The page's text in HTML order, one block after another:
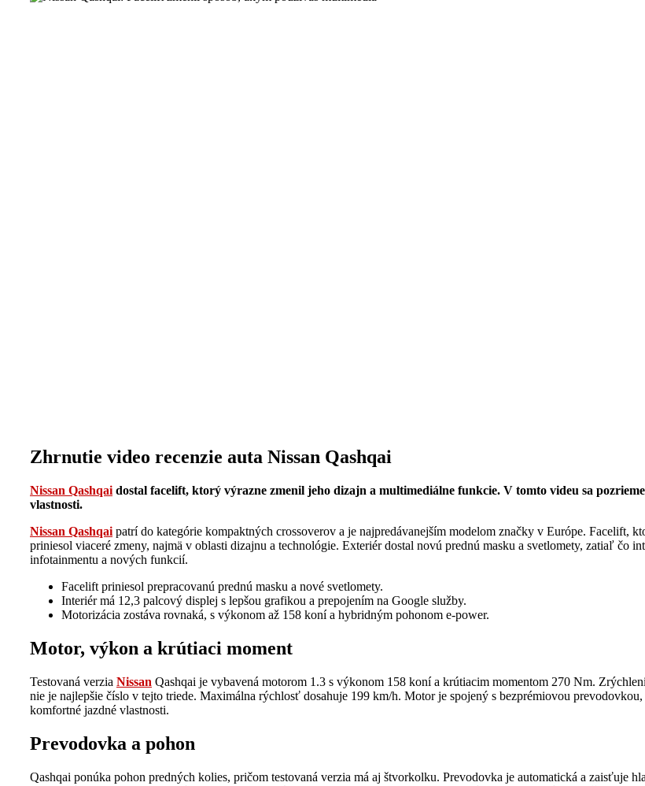
Zhrnutie video recenzie auta Nissan Qashqai
Nissan Qashqai dostal facelift, ktorý výrazne zmenil jeho dizajn a multimediálne funkcie. V tomto videu sa
vlastnosti.
Nissan Qashqai patrí do kategórie kompaktných crossoverov a je najpredávanejším modelom značky v Európe. Facelift,
priniesol viaceré zmeny, najmä v oblasti dizajnu a technológie. Exteriér dostal novú prednú masku a svetlomety, zatiaľ čo
infotainmentu a nových funkcií.
Facelift priniesol prepracovanú prednú masku a nové svetlomety.
Interiér má 12,3 palcový displej s lepšou grafikou a prepojením na Google služby.
Motorizácia zostáva rovnaká, s výkonom až 158 koní a hybridným pohonom e-power.
Motor, výkon a krútiaci moment
Testovaná verzia Nissan Qashqai je vybavená motorom 1.3 s výkonom 158 koní a krútiacim momentom 270 Nm.
nie je najlepšie číslo v tejto triede. Maximálna rýchlosť dosahuje 199 km/h. Motor je spojený s bezprémiovou
komfortné jazdné vlastnosti.
Prevodovka a pohon
Qashqai ponúka pohon predných kolies, pričom testovaná verzia má aj štvorkolku. Prevodovka je automatická a zaisťuje